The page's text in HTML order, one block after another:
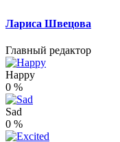
Лариса Швецова
Главный редактор
Happy
0 %
Sad
0 %